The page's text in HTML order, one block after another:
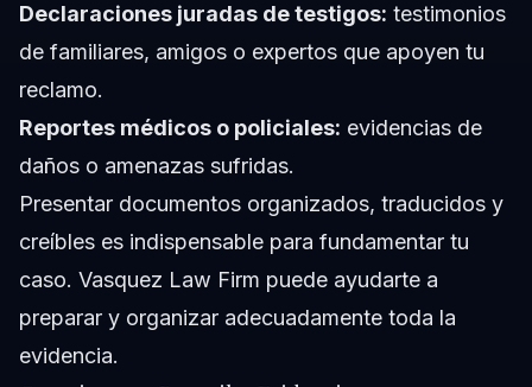
Declaraciones juradas de testigos: testimonios
de familiares, amigos o expertos que apoyen tu
reclamo.
Reportes médicos o policiales: evidencias de
daños o amenazas sufridas.
Presentar documentos organizados, traducidos y
creíbles es indispensable para fundamentar tu
caso. Vasquez Law Firm puede ayudarte a
preparar y organizar adecuadamente toda la
evidencia.